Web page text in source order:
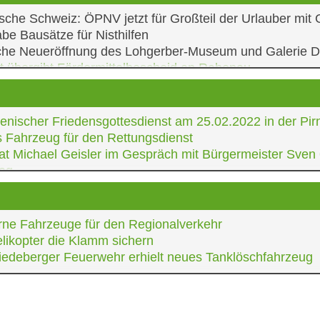
Thürmsdorf Eröffnung Grillplatz
der ehrenamtlichen Naturschutzhelfer
Dippoldiswalde
Forum Pirna e.V., Premiere Bildwerk
Tourismusverband Sächsische Schweiz e.V.
Tourismusverband Sächsische Schweiz
Mensa Schulstandort Bannewitz
Ergebnisse Projektstudie Freilichtmuseum für
der Kreishandwerkerschaft
Fördermittelbescheid Sanierung Gemeinderäume
Unterstützung für Demokratieförderung
Neubau Feuerwehrgerätehaus Rabenau
Fördermittelbescheid Revitalisierung Kleinbahnhof
der Kreisjugendfeuerwehr
Schweiz: ÖPNV jetzt für Großteil der Urlauber mit
Bausätze für Nisthilfen
Neueröffnung des Lohgerber-Museum und Galerie
übergibt Fördermittelbescheid an Rabenau
FFW Wilsdruff
Aktionswoche „SCHAU REIN!“ 2022 im Landkreis
besucht Kunststoffwerke in Porschendorf
Friedensgottesdienst am 25.02.2022 in der
Fahrzeug für den Rettungsdienst
Michael Geisler im Gespräch mit Bürgermeister Sven
Fahrzeuge für den Regionalverkehr
die Klamm sichern
Feuerwehr erhielt neues Tanklöschfahrzeug